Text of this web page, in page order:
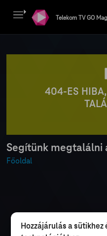
Telekom TV GO
404-ES
Segítünk megtalálni
Főoldal
Hozzájárulás a sütikhez